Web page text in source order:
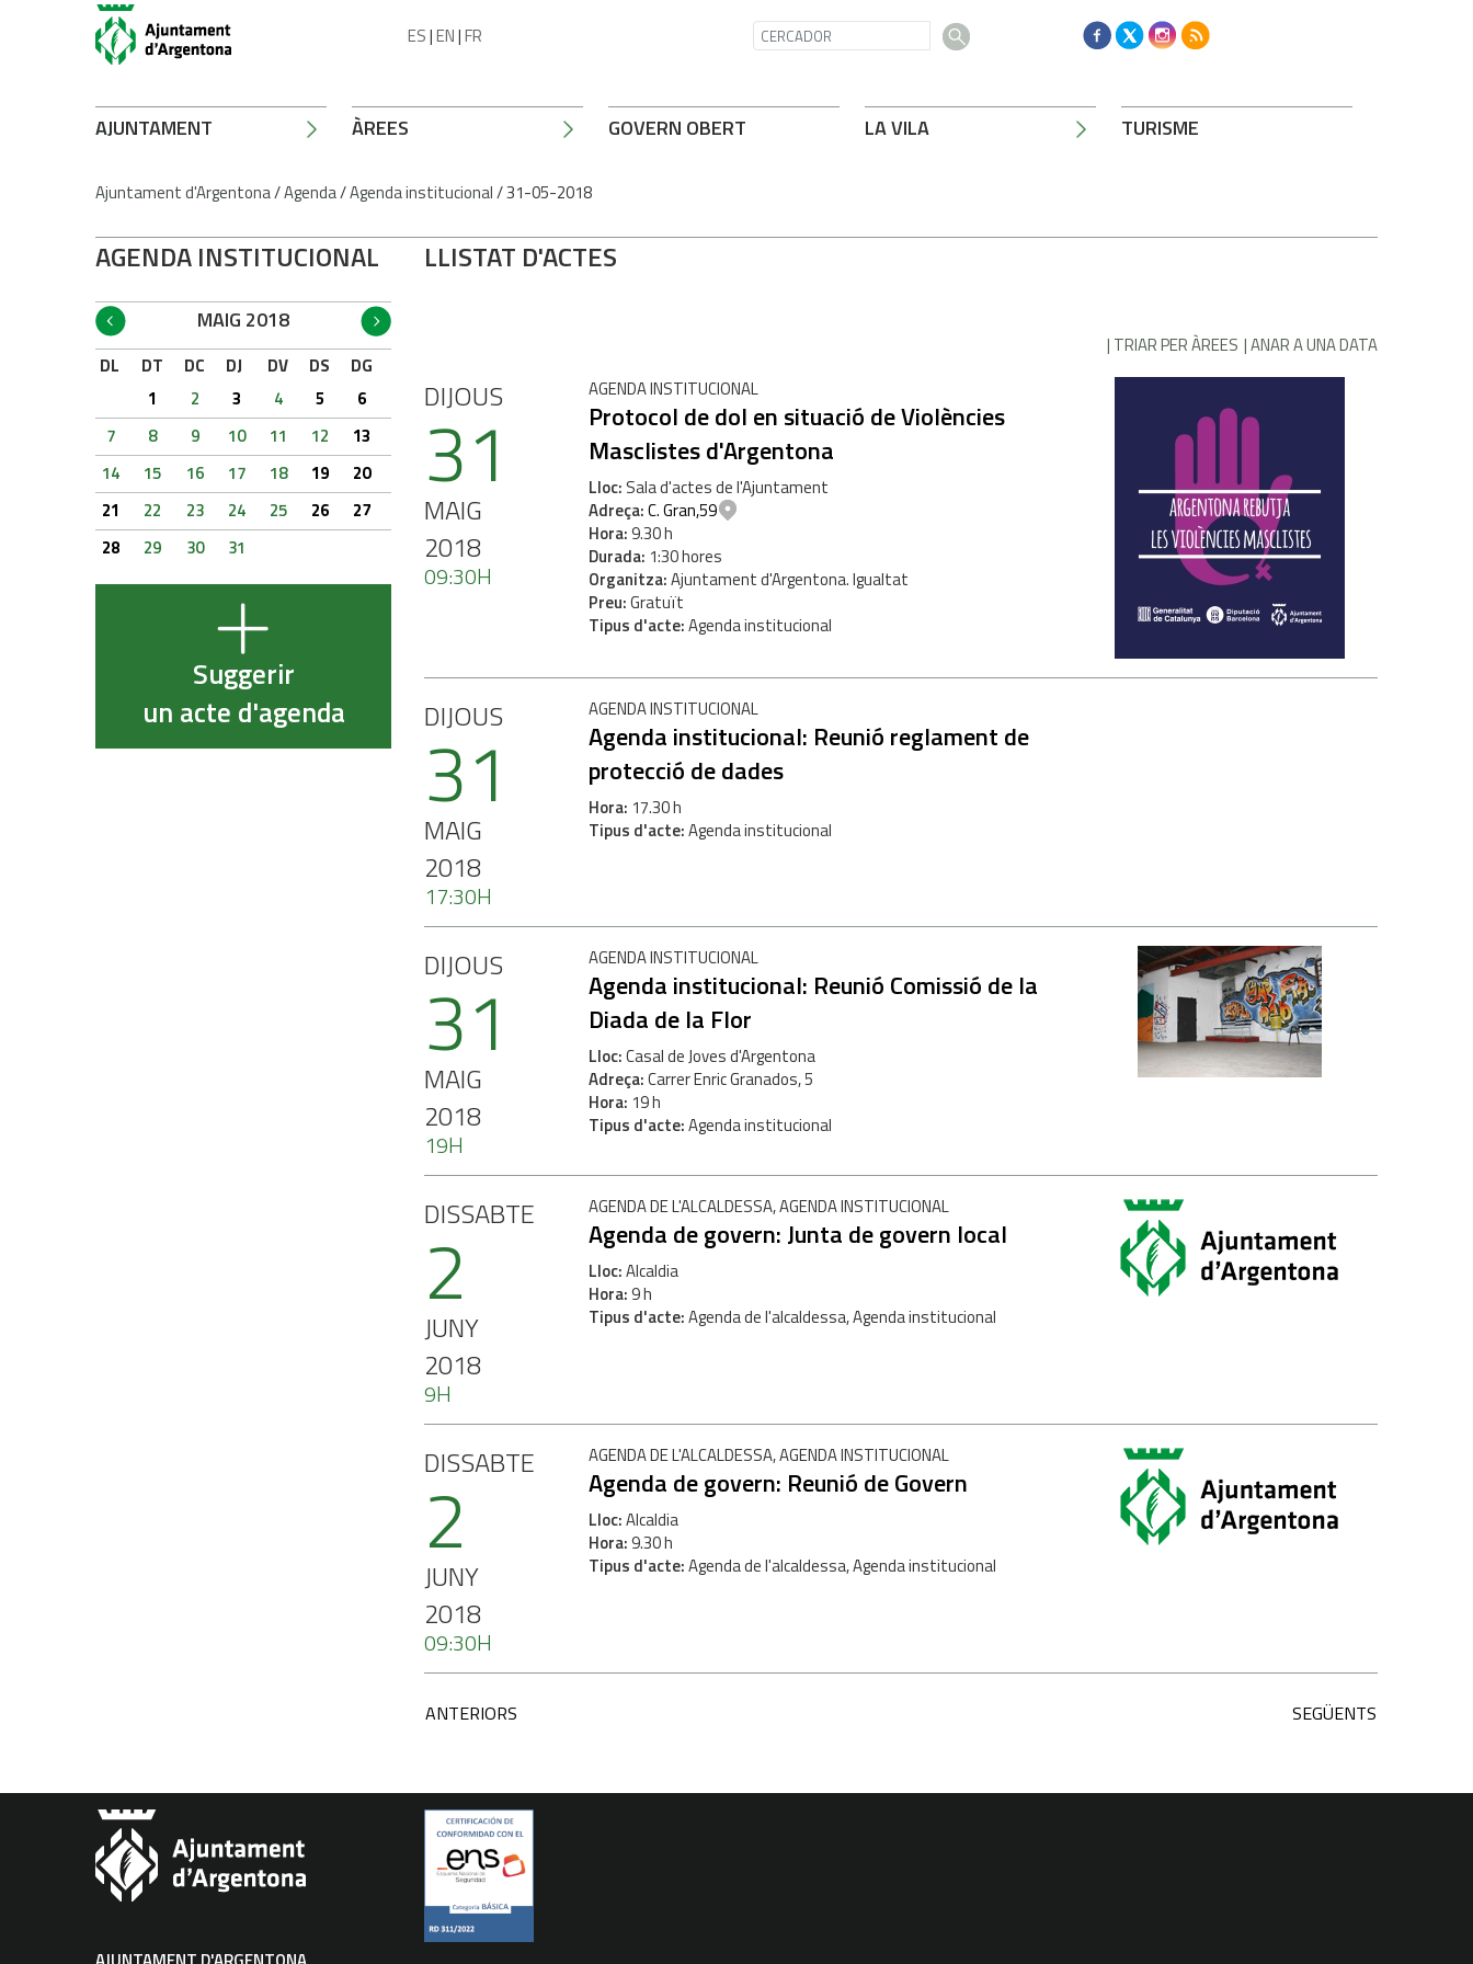
ES|EN|FR
AJUNTAMENT ÀREES GOVERN OBERT LA VILA TURISME
Ajuntament d'Argentona/Agenda/Agenda institucional/31-05-2018
AGENDA INSTITUCIONAL
MAIG 2018
DL DT DC DJ DV DS
DG
1
2 3 4 5
6
7
8 9 10 11 12
13
14
15 16 17 18 19
20
21
22 23 24 25 26
27
28
29 30 31
Suggerir
un acte d'agenda
LLISTAT D'ACTES
TRIAR PER ÀREES ANAR A UNA DATA
DIJOUS
31
MAIG
2018
09:30H
AGENDA INSTITUCIONAL
Protocol de dol en situació de Violències
Masclistes d'Argentona
Lloc Sala d'actes de l'Ajuntament
Adreça C. Gran,59
Hora 9.30 h
Durada 1:30 hores
Organitza Ajuntament d'Argentona. Igualtat
Preu Gratuït
Tipus d'acte Agenda institucional
DIJOUS
31
MAIG
2018
17:30H
AGENDA INSTITUCIONAL
Agenda institucional: Reunió reglament de
protecció de dades
Hora 17.30 h
Tipus d'acte Agenda institucional
DIJOUS
31
MAIG
2018
19H
AGENDA INSTITUCIONAL
Agenda institucional: Reunió Comissió de la
Diada de la Flor
Lloc Casal de Joves d'Argentona
Adreça Carrer Enric Granados, 5
Hora 19 h
Tipus d'acte Agenda institucional
DISSABTE
2
JUNY
2018
9H
AGENDA DE L'ALCALDESSA, AGENDA INSTITUCIONAL
Agenda de govern: Junta de govern local
Lloc Alcaldia
Hora 9 h
Tipus d'acte Agenda de l'alcaldessa, Agenda institucional
DISSABTE
2
JUNY
2018
09:30H
AGENDA DE L'ALCALDESSA, AGENDA INSTITUCIONAL
Agenda de govern: Reunió de Govern
Lloc Alcaldia
Hora 9.30 h
Tipus d'acte Agenda de l'alcaldessa, Agenda institucional
ANTERIORS SEGÜENTS